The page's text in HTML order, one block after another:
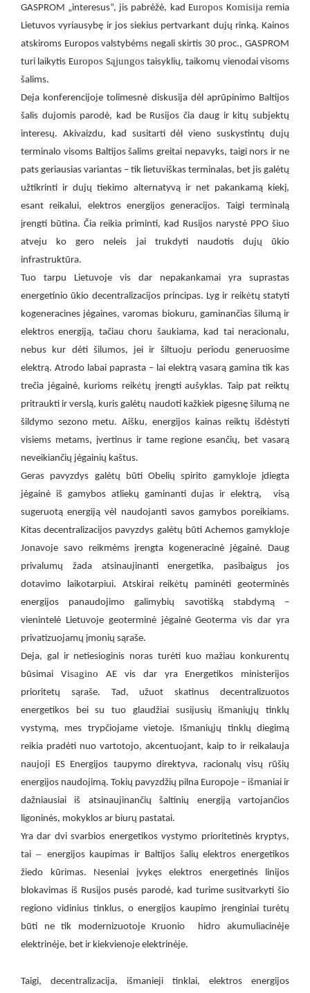
GASPROM „interesus“, jis pabrėžė, kad Europos Komisijaremia
Lietuvos vyriausybę ir jos siekius pertvarkant dujų rinką. Kainos
atskiroms Europos valstybėms negali skirtis 30 proc., GASPROM
turi laikytis Europos Sąjungostaisyklių, taikomų vienodai visoms
šalims.
Deja konferencijoje tolimesnė diskusija dėl aprūpinimo Baltijos
šalis dujomis parodė, kad be Rusijos čia daug ir kitų subjektų
interesų. Akivaizdu, kad susitarti dėl vieno suskystintų dujų
terminalo visoms Baltijos šalims greitai nepavyks, taigi nors ir ne
pats geriausias variantas – tik lietuviškas terminalas, bet jis galėtų
užtikrinti ir dujų tiekimo alternatyvą ir net pakankamą kiekį,
esant reikalui, elektros energijos generacijos. Taigi terminalą
įrengti būtina. Čia reikia priminti, kad Rusijos narystė PPO šiuo
atveju ko gero neleis jai trukdyti naudotis dujų ūkio
infrastruktūra.
Tuo tarpu Lietuvoje vis dar nepakankamai yra suprastas
energetinio ūkio decentralizacijos principas. Lyg ir reikėtų statyti
kogeneracines jėgaines, varomas biokuru, gaminančias šilumą ir
elektros energiją, tačiau choru šaukiama, kad tai neracionalu,
nebus kur dėti šilumos, jei ir šiltuoju periodu generuosime
elektrą. Atrodo labai paprasta – lai elektrą vasarą gamina tik kas
trečia jėgainė, kurioms reikėtų įrengti aušyklas. Taip pat reiktų
pritraukti ir verslą, kuris galėtų naudoti kažkiek pigesnę šilumą ne
šildymo sezono metu. Aišku, energijos kainas reiktų išdėstyti
visiems metams, įvertinus ir tame regione esančių, bet vasarą
neveikiančių jėgainių kaštus.
Geras pavyzdys galėtų būti Obelių spirito gamykloje įdiegta
jėgainė iš gamybos atliekų gaminanti dujas ir elektrą,
visą
sugeruotą energiją vėl naudojanti savos gamybos poreikiams.
Kitas decentralizacijos pavyzdys galėtų būti Achemos gamykloje
Jonavoje savo reikmėms įrengta kogeneracinė jėgainė. Daug
privalumų žada atsinaujinanti energetika, pasibaigus jos
dotavimo laikotarpiui. Atskirai reikėtų paminėti geoterminės
energijos panaudojimo galimybių savotišką stabdymą –
vienintelė Lietuvoje geoterminė jėgainė Geoterma vis dar yra
privatizuojamų įmonių sąraše.
Deja, gal ir netiesioginis noras turėti kuo mažiau konkurentų
būsimai VisaginoAE vis dar yra Energetikos ministerijos
prioritetų sąraše. Tad, užuot skatinus decentralizuotos
energetikos bei su tuo glaudžiai susijusių išmaniųjų tinklų
vystymą, mes trypčiojame vietoje. Išmaniųjų tinklų diegimą
reikia pradėti nuo vartotojo, akcentuojant, kaip to ir reikalauja
naujoji ES Energijos taupymo direktyva, racionalų visų rūšių
energijos naudojimą. Tokių pavyzdžių pilna Europoje – išmaniai ir
dažniausiai iš atsinaujinančių šaltinių energiją vartojančios
ligoninės, mokyklos ar biurų pastatai.
Yra dar dvi svarbios energetikos vystymo prioritetinės kryptys,
tai – energijos kaupimas ir Baltijos šalių elektros energetikos
žiedo kūrimas. Neseniai įvykęs elektros energetinės linijos
blokavimas iš Rusijos pusės parodė, kad turime susitvarkyti šio
regiono vidinius tinklus, o energijos kaupimo įrenginiai turėtų
būti ne tik modernizuotoje Kruonio
hidro akumuliacinėje
elektrinėje, bet ir kiekvienoje elektrinėje.
Taigi, decentralizacija, išmanieji tinklai, elektros energijos